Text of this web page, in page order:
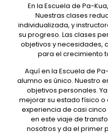
En la Escuela de Pa-
Nuestras clases
individualizada, y
su progreso. Las clases
objetivos y necesidades,
para el crecimiento
Aquí en la Escuela de
alumno es único. Nuestro
objetivos personales.
mejorar su estado físico
experiencia de casi
en este viaje de
nosotros y da el primer